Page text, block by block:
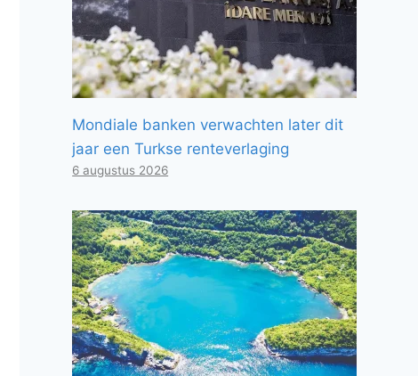
Mondiale banken verwachten later dit
jaar een Turkse renteverlaging
6 augustus 2026